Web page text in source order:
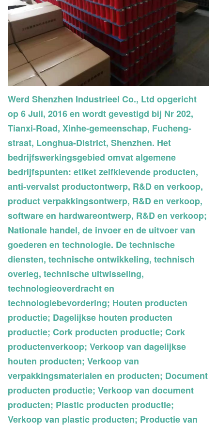
Werd Shenzhen Industrieel Co., Ltd opgericht
op 6 Juli, 2016 en wordt gevestigd bij Nr 202,
Tianxi-Road, Xinhe-gemeenschap, Fucheng-
straat, Longhua-District, Shenzhen. Het
bedrijfswerkingsgebied omvat algemene
bedrijfspunten: etiket zelfklevende producten,
anti-vervalst productontwerp, R&D en verkoop,
product verpakkingsontwerp, R&D en verkoop,
software en hardwareontwerp, R&D en verkoop;
Nationale handel, de invoer en de uitvoer van
goederen en technologie. De technische
diensten, technische ontwikkeling, technisch
overleg, technische uitwisseling,
technologieoverdracht en
technologiebevordering; Houten producten
productie; Dagelijkse houten producten
productie; Cork producten productie; Cork
productenverkoop; Verkoop van dagelijkse
houten producten; Verkoop van
verpakkingsmaterialen en producten; Document
producten productie; Verkoop van document
producten; Plastic producten productie;
Verkoop van plastic producten; Productie van